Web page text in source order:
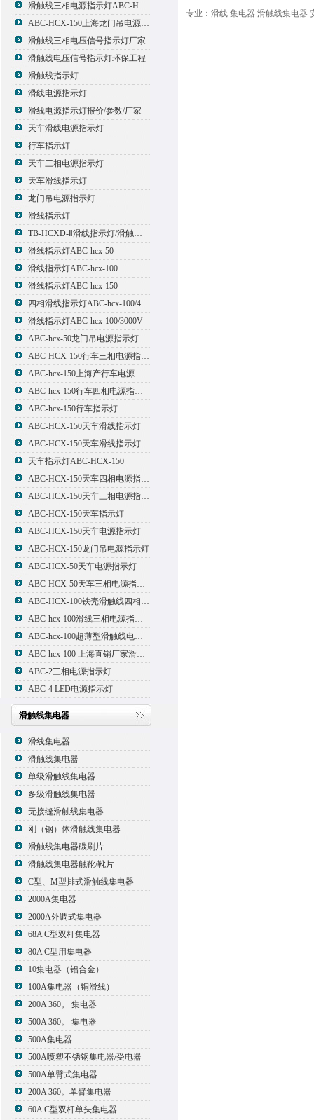
滑触线三相电源指示灯ABC-HCX-100
ABC-HCX-150上海龙门吊电源指示灯
滑触线三相电压信号指示灯厂家
滑触线电压信号指示灯环保工程
滑触线指示灯
滑线电源指示灯
滑线电源指示灯报价/参数/厂家
天车滑线电源指示灯
行车指示灯
天车三相电源指示灯
天车滑线指示灯
龙门吊电源指示灯
滑线指示灯
TB-HCXD-Ⅱ滑线指示灯/滑触线指示灯
滑线指示灯ABC-hcx-50
滑线指示灯ABC-hcx-100
滑线指示灯ABC-hcx-150
四相滑线指示灯ABC-hcx-100/4
滑线指示灯ABC-hcx-100/3000V
ABC-hcx-50龙门吊电源指示灯
ABC-HCX-150行车三相电源指示灯
ABC-hcx-150上海产行车电源指示灯
ABC-hcx-150行车四相电源指示灯
ABC-hcx-150行车指示灯
ABC-HCX-150天车滑线指示灯
ABC-HCX-150天车滑线指示灯
天车指示灯ABC-HCX-150
ABC-HCX-150天车四相电源指示灯
ABC-HCX-150天车三相电源指示灯
ABC-HCX-150天车指示灯
ABC-HCX-150天车电源指示灯
ABC-HCX-150龙门吊电源指示灯
ABC-HCX-50天车电源指示灯
ABC-HCX-50天车三相电源指示灯
ABC-HCX-100铁壳滑触线四相电源指示灯
ABC-hcx-100滑线三相电源指示灯
ABC-hcx-100超薄型滑触线电源指示灯
ABC-hcx-100 上海直销厂家滑触线指示灯
ABC-2三相电源指示灯
ABC-4 LED电源指示灯
滑触线集电器
滑线集电器
滑触线集电器
单级滑触线集电器
多级滑触线集电器
无接缝滑触线集电器
刚（钢）体滑触线集电器
滑触线集电器碳刷片
滑触线集电器触靴/靴片
C型、M型排式滑触线集电器
2000A集电器
2000A外调式集电器
68A C型双杆集电器
80A C型用集电器
10集电器（铝合金）
100A集电器（铜滑线）
200A 360。 集电器
500A 360。 集电器
500A集电器
500A喷塑不锈钢集电器/受电器
500A单臂式集电器
200A 360。单臂集电器
60A C型双杆单头集电器
专业：滑线 集电器 滑触线集电器